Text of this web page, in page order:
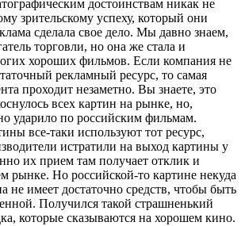
достоинствам никак не
зрительскому успеху, который они
сделала свое дело. Мы давно знаем,
торговли, но она же стала и
хороших фильмов. Если компания не
рекламный ресурс, то самая
проходит незаметно. Вы знаете, это
всех картин на рынке, но,
ударило по российским фильмам.
все-таки используют тот ресурс,
истратили на выход картины у
их прием там получает отклик и
рынке. Но российской-то картине некуда
не имеет достаточно средств, чтобы быть
Получился такой страшненький
которые сказываются на хорошем кино.